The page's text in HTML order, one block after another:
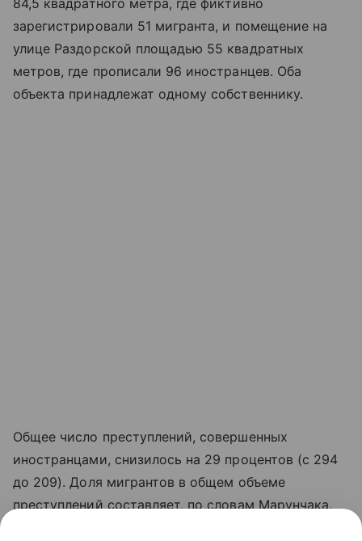
84,5 квадратного метра, где фиктивно
зарегистрировали 51 мигранта, и помещение на
улице Раздорской площадью 55 квадратных
метров, где прописали 96 иностранцев. Оба
объекта принадлежат одному собственнику.
Общее число преступлений, совершенных
иностранцами, снизилось на 29 процентов (с 294
до 209). Доля мигрантов в общем объеме
преступлений составляет, по словам Марунчака,